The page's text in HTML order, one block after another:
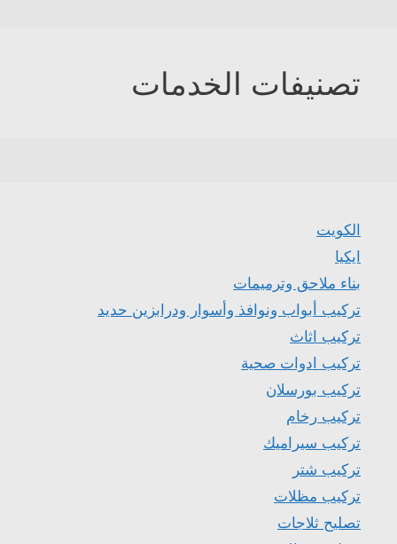
تصنيفات الخدمات
الكويت
ايكيا
بناء ملاحق وترميمات
تركيب أبواب ونوافذ وأسوار ودرابزين حديد
تركيب اثاث
تركيب ادوات صحية
تركيب بورسلان
تركيب رخام
تركيب سيراميك
تركيب شتر
تركيب مظلات
تصليح ثلاجات